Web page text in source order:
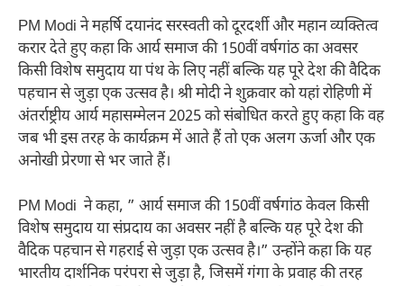
PM Modi ने महर्षि दयानंद सरस्वती को दूरदर्शी और महान व्यक्तित्व
करार देते हुए कहा कि आर्य समाज की 150वीं वर्षगांठ का अवसर
किसी विशेष समुदाय या पंथ के लिए नहीं बल्कि यह पूरे देश की वैदिक
पहचान से जुड़ा एक उत्सव है। श्री मोदी ने शुक्रवार को यहां रोहिणी में
अंतर्राष्ट्रीय आर्य महासम्मेलन 2025 को संबोधित करते हुए कहा कि वह
जब भी इस तरह के कार्यक्रम में आते हैं तो एक अलग ऊर्जा और एक
अनोखी प्रेरणा से भर जाते हैं।
PM Modi ने कहा, ” आर्य समाज की 150वीं वर्षगांठ केवल किसी
विशेष समुदाय या संप्रदाय का अवसर नहीं है बल्कि यह पूरे देश की
वैदिक पहचान से गहराई से जुड़ा एक उत्सव है।” उन्होंने कहा कि यह
भारतीय दार्शनिक परंपरा से जुड़ा है, जिसमें गंगा के प्रवाह की तरह